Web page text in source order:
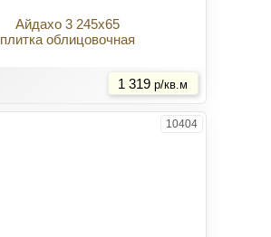
Айдахо 3 245x65
плитка облицовочная
1 319 р/кв.м
10404